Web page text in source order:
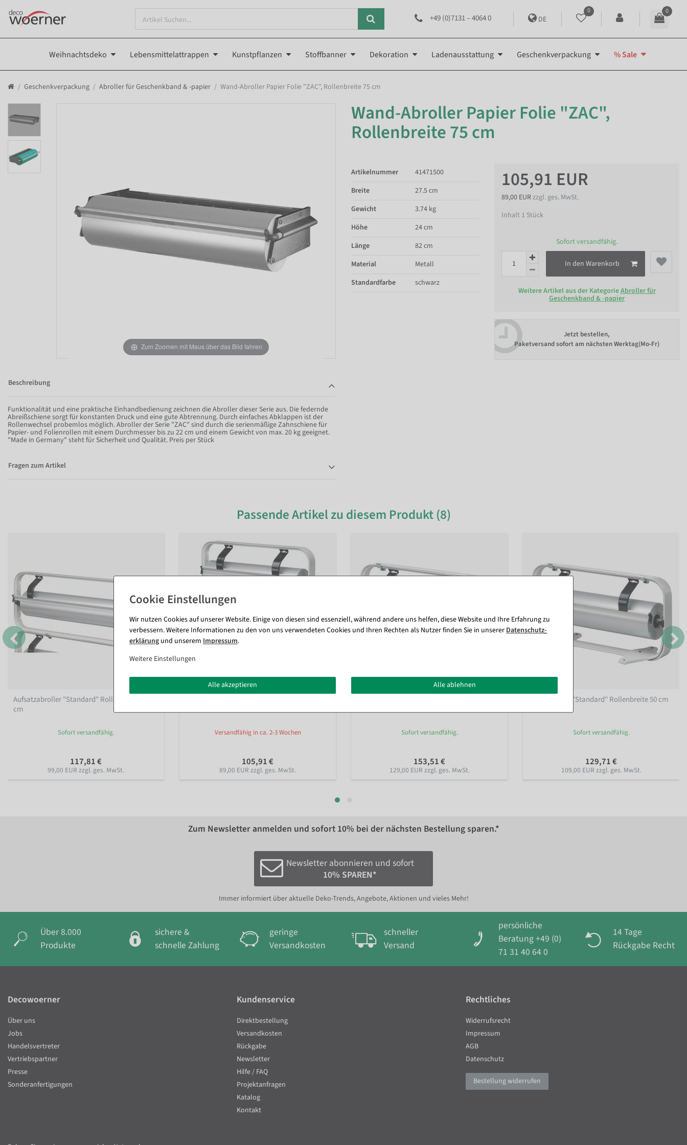
+49 (0)7131 – 4064 0 DE
0 0
Weihnachtsdeko Lebensmittelattrappen Kunstpflanzen Stoffbanner Dekoration Ladenausstattung Geschenkverpackung % Sale
Geschenkverpackung Abroller für Geschenkband & -papier Wand-Abroller Papier Folie "ZAC", Rollenbreite 75 cm
Zum Zoomen mit Maus über das Bild fahren
Wand-Abroller Papier Folie "ZAC",
Rollenbreite 75 cm
105,91 EUR
89,00 EURzzgl. ges. MwSt.
Inhalt 1 Stück
Sofort versandfähig.
In den Warenkorb
Weitere Artikel aus der KategorieAbroller für
Geschenkband & -papier
Jetzt bestellen,
Paketversand sofort am nächsten Werktag(Mo-Fr)
Artikelnummer
41471500
Breite
27.5 cm
Gewicht
3.74 kg
Höhe
24 cm
Länge
82 cm
Material
Metall
Standardfarbe
schwarz
Beschreibung
Funktionalität und eine praktische Einhandbedienung zeichnen die Abroller dieser Serie aus. Die federnde
Abreißschiene sorgt für konstanten Druck und eine gute Abtrennung. Durch einfaches Abklappen ist der
Rollenwechsel probemlos möglich. Abroller der Serie "ZAC" sind durch die serienmäßige Zahnschiene für
Papier- und Folienrollen mit einem Durchmesser bis zu 22 cm und einem Gewicht von max. 20 kg geeignet.
"Made in Germany" steht für Sicherheit und Qualität. Preis per Stück
Fragen zum Artikel
Passende Artikel zu diesem Produkt (8)
Aufsatzabroller "Standard" Rollenbreite 75
cm
Sofort versandfähig.
117,81 €
99,00 EUR zzgl. ges. MwSt.
Versandfähig in ca. 2-3 Wochen
105,91 €
89,00 EUR zzgl. ges. MwSt.
Sofort versandfähig.
153,51 €
129,00 EUR zzgl. ges. MwSt.
Tischabroller "Standard" Rollenbreite 50 cm
Sofort versandfähig.
129,71 €
109,00 EUR zzgl. ges. MwSt.
Zum Newsletter anmelden und sofort 10% bei der nächsten Bestellung sparen.*
Newsletter abonnieren und sofort
10% SPAREN*
Immer informiert über aktuelle Deko-Trends, Angebote, Aktionen und vieles Mehr!
Über 8.000
Produkte
sichere &
schnelle Zahlung
geringe
Versandkosten
schneller
Versand
persönliche
Beratung +49 (0)
71 31 40 64 0
14 Tage
Rückgabe Recht
Wir nutzen Cookies auf unserer Website. Einige von diesen sind essenziell, während andere uns helfen, diese Website und Ihre Erfahrung zu
verbessern. Weitere Informationen zu den von uns verwendeten Cookies und Ihren Rechten als Nutzer finden Sie in unserer Daten­schutz­
erklärung und unserem Impressum.
Weitere Einstellungen
Alle akzeptieren Alle ablehnen
Decowoerner
Über uns
Jobs
Handelsvertreter
Vertriebspartner
Presse
Sonderanfertigungen
Kundenservice
Direktbestellung
Versandkosten
Rückgabe
Newsletter
Hilfe / FAQ
Projektanfragen
Katalog
Kontakt
Rechtliches
Widerrufsrecht
Impressum
AGB
Datenschutz
Bestellung widerrufen